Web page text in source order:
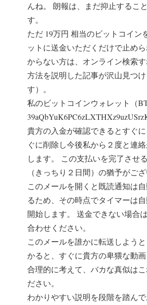
んね。 朗報は、まだ抑止するこ
す。
ただ 19万円 相当のビットコイン
ットに送金いただくだけで止め
からない方は、オンライン検索
方法を説明した記事が沢山見つ
す）。
私のビットコインウォレット（
貴方の入金が確認できるとすぐ
ぐに削除し今後私から２度と連
します。 この支払いを完了させ
（きっちり２日間）の猶予がござ
このメールを開くと既読通知は
るため、その時点でタイマーは
開始します。 送金できない場合
合わせください。
このメールを誰かに転送しよう
かると、すぐに貴方の卑猥な動画
合理的に考えて、バカな真似は
ださい。
わかりやすい説明を段階を踏ん